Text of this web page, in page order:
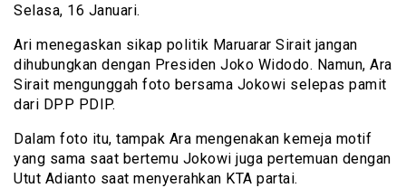
Selasa, 16 Januari.
Ari menegaskan sikap politik Maruarar Sirait jangan
dihubungkan dengan Presiden Joko Widodo. Namun, Ara
Sirait mengunggah foto bersama Jokowi selepas pamit
dari DPP PDIP.
Dalam foto itu, tampak Ara mengenakan kemeja motif
yang sama saat bertemu Jokowi juga pertemuan dengan
Utut Adianto saat menyerahkan KTA partai.